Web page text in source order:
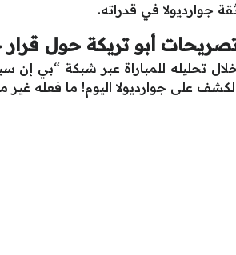
جوارديولا في قدراته.
أبو تريكة حول قرار
تحليله للمباراة عبر شبكة “بي إن
على جوارديولا اليوم! ما فعله